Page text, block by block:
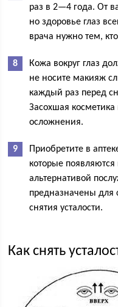
раз в 2—4 года. От
но здоровье глаз
врача нужно тем,
Кожа вокруг глаз
не носите макияж
каждый раз перед
Засохшая косметика
осложнения.
Приобретите в
которые
альтернативой
предназначены для
снятия усталости.
Как снять